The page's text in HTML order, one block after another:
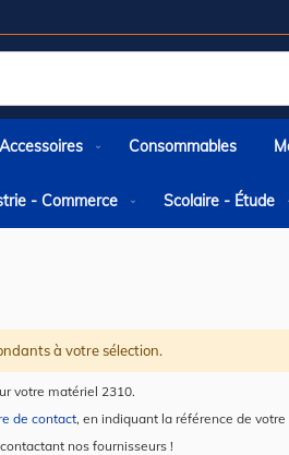
Accessoires Consommables
- Commerce Scolaire - Étude
à votre sélection.
votre matériel 2310.
de contact, en indiquant la référence de
nos fournisseurs !